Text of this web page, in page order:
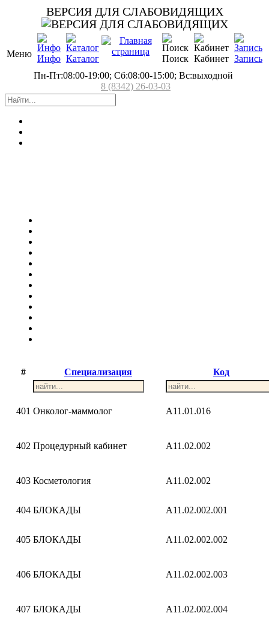
ВЕРСИЯ ДЛЯ СЛАБОВИДЯЩИХ
Меню Инфо Каталог Поиск Кабинет Запись
Пн-Пт:08:00-19:00; Сб:08:00-15:00; Вс:выходной
8 (8342) 26-03-03
# Специализация Код
401 Онколог-маммолог A11.01.016
402 Процедурный кабинет A11.02.002
403 Косметология A11.02.002
404 БЛОКАДЫ A11.02.002.001
405 БЛОКАДЫ A11.02.002.002
406 БЛОКАДЫ A11.02.002.003
407 БЛОКАДЫ A11.02.002.004